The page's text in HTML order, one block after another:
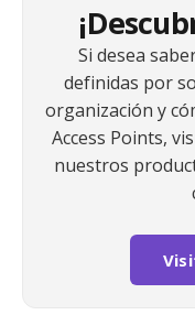
Si desea
definidas por
organización y
Access Points,
nuestros